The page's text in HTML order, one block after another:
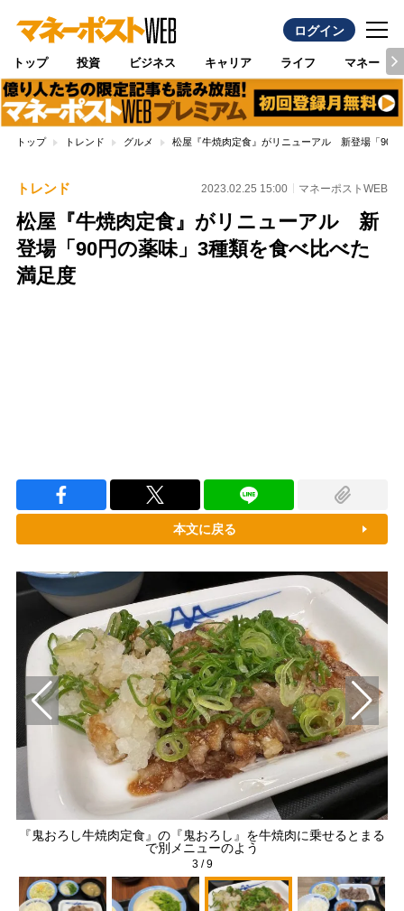
ログイン
トップ 投資 ビジネス キャリア ライフ マネー
トップ トレンド グルメ 松屋『牛焼肉定食』がリニューアル 新登場「90円
トレンド 2023.02.25 15:00 マネーポストWEB
松屋『牛焼肉定食』がリニューアル 新
登場「90円の薬味」3種類を食べ比べた
満足度
本文に戻る
『鬼おろし牛焼肉定食』の『鬼おろし』を牛焼肉に乗せるとまる
で別メニューのよう
3/9